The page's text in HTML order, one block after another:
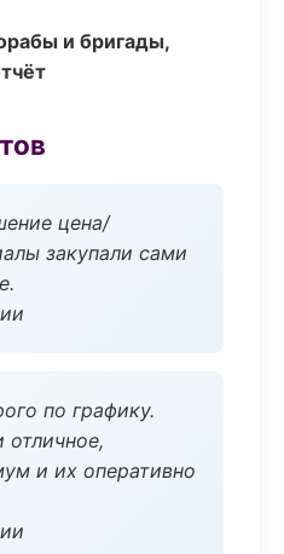
и бригады,
цена/
закупали сами
по графику.
отличное,
и их оперативно